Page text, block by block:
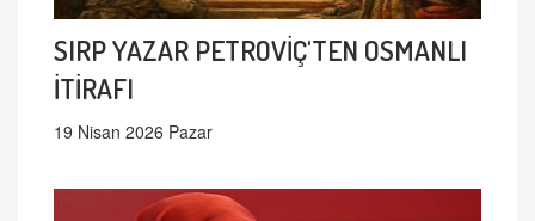
SIRP YAZAR PETROVİÇ'TEN OSMANLI
İTİRAFI
19 Nisan 2026 Pazar